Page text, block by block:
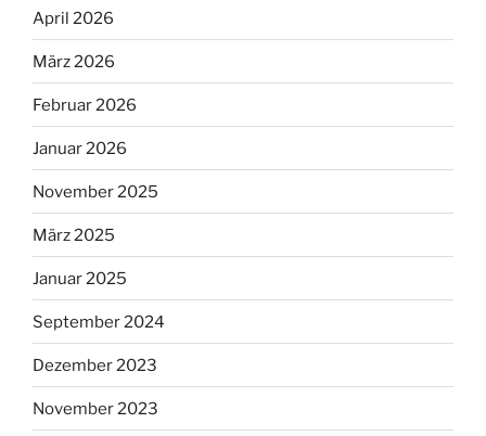
April 2026
März 2026
Februar 2026
Januar 2026
November 2025
März 2025
Januar 2025
September 2024
Dezember 2023
November 2023